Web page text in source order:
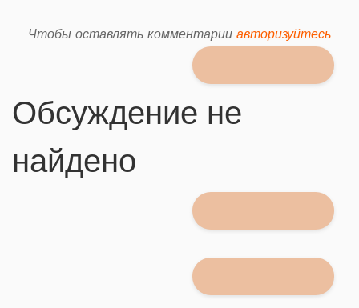
Чтобы оставлять комментарии авторизуйтесь
Обсуждение не
найдено